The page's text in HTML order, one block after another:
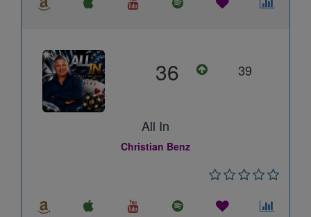
36 39
All In
Christian Benz